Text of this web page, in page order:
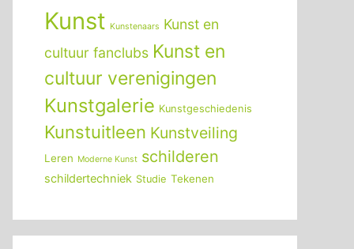
Kunst Kunstenaars Kunst en
cultuur fanclubs Kunst en
cultuur verenigingen
Kunstgalerie Kunstgeschiedenis
Kunstuitleen Kunstveiling
Leren Moderne Kunst schilderen
schildertechniek Studie Tekenen